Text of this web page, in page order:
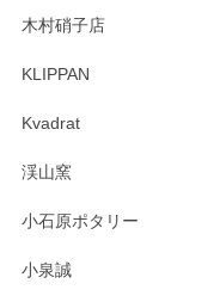
木村硝子店
KLIPPAN
Kvadrat
渓山窯
小石原ポタリー
小泉誠